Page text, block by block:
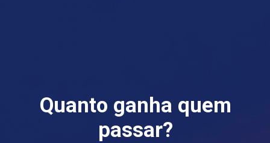
Quanto ganha quem
passar?